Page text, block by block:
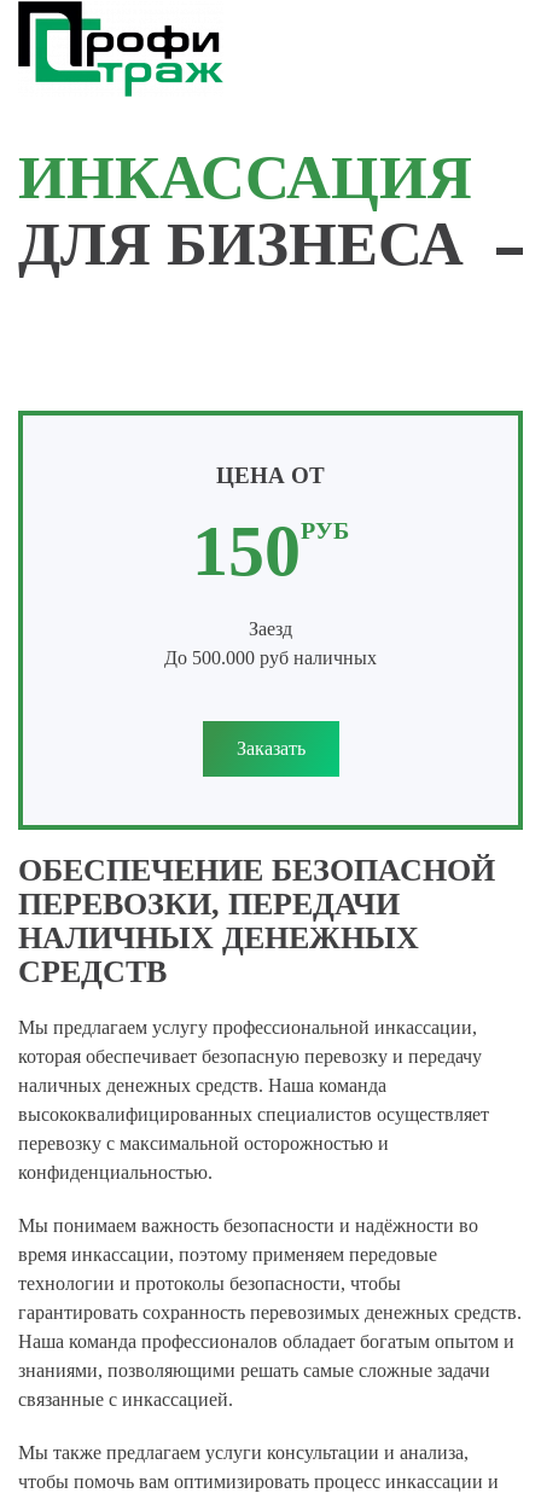
Skip
content
ИНКАССАЦИЯ
ДЛЯ БИЗНЕСА
ЦЕНА ОТ
150РУБ
Заезд
До 500.000 руб наличных
Заказать
ОБЕСПЕЧЕНИЕ БЕЗОПАСНОЙ
ПЕРЕВОЗКИ, ПЕРЕДАЧИ
НАЛИЧНЫХ ДЕНЕЖНЫХ
СРЕДСТВ
Мы предлагаем услугу профессиональной инкассации,
которая обеспечивает безопасную перевозку и передачу
наличных денежных средств. Наша команда
высококвалифицированных специалистов осуществляет
перевозку с максимальной осторожностью и
конфиденциальностью.
Мы понимаем важность безопасности и надёжности во
время инкассации, поэтому применяем передовые
технологии и протоколы безопасности, чтобы
гарантировать сохранность перевозимых денежных средств.
Наша команда профессионалов обладает богатым опытом и
знаниями, позволяющими решать самые сложные задачи
связанные с инкассацией.
Мы также предлагаем услуги консультации и анализа,
чтобы помочь вам оптимизировать процесс инкассации и